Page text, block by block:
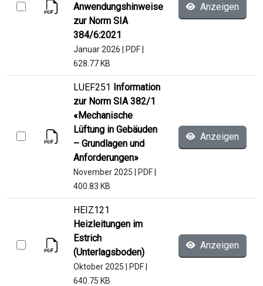
Anwendungshinweise
zur Norm SIA
384/6:2021
Januar 2026 PDF
628.77 KB
Anzeigen
LUEF251 Information
zur Norm SIA 382/1
«Mechanische
Lüftung in Gebäuden
– Grundlagen und
Anforderungen»
November 2025 PDF
400.83 KB
Anzeigen
HEIZ121
Heizleitungen im
Estrich
(Unterlagsboden)
Oktober 2025 PDF
640.75 KB
Anzeigen